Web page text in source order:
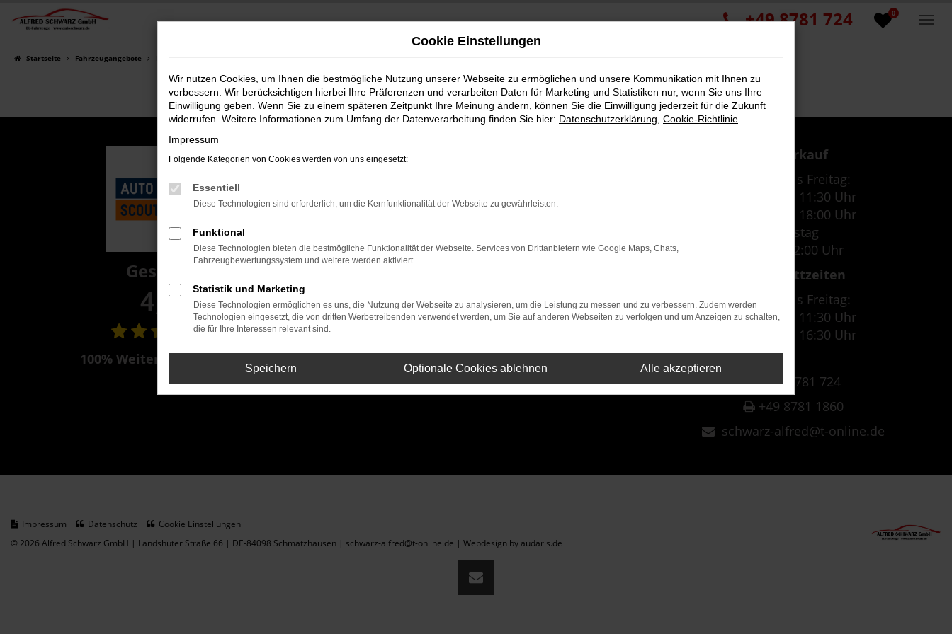
Zum
0
+49 8781 724
Startseite Fahrzeugangebote Fahrzeugsuche
Gesamt
4,8
100% Weiterempfehlung
werden. Wenn Sie damit einverstanden sind,
klicken Sie bitte auf "Bestätigen".
Bestätigen
Verkauf
Montag bis Freitag:
07:30 Uhr - 11:30 Uhr
12:30 Uhr - 18:00 Uhr
Samstag
09:00 - 12:00 Uhr
Werkstattzeiten
Montag bis Freitag:
07:30 Uhr - 11:30 Uhr
12:30 Uhr - 16:30 Uhr
+49 8781 724
+49 8781 1860
schwarz-alfred@t-online.de
Impressum Datenschutz
Cookie Einstellungen
© 2026 Alfred Schwarz GmbH | Landshuter Straße 66 | DE-84098 Schmatzhausen | schwarz-alfred@t-online.de | Webdesign by audaris.de
Cookie Einstellungen
Wir nutzen Cookies, um Ihnen die bestmögliche Nutzung unserer Webseite zu ermöglichen und unsere Kommunikation mit Ihnen zu
verbessern. Wir berücksichtigen hierbei Ihre Präferenzen und verarbeiten Daten für Marketing und Statistiken nur, wenn Sie uns Ihre
Einwilligung geben. Wenn Sie zu einem späteren Zeitpunkt Ihre Meinung ändern, können Sie die Einwilligung jederzeit für die Zukunft
widerrufen. Weitere Informationen zum Umfang der Datenverarbeitung finden Sie hier: Datenschutzerklärung Cookie-Richtlinie
Impressum
Folgende Kategorien von Cookies werden von uns eingesetzt:
Essentiell
Diese Technologien sind erforderlich, um die Kernfunktionalität der Webseite zu gewährleisten.
Funktional
Diese Technologien bieten die bestmögliche Funktionalität der Webseite. Services von Drittanbietern wie Google Maps, Chats,
Fahrzeugbewertungssystem und weitere werden aktiviert.
Statistik und Marketing
Diese Technologien ermöglichen es uns, die Nutzung der Webseite zu analysieren, um die Leistung zu messen und zu verbessern. Zudem werden
Technologien eingesetzt, die von dritten Werbetreibenden verwendet werden, um Sie auf anderen Webseiten zu verfolgen und um Anzeigen zu schalten,
die für Ihre Interessen relevant sind.
Speichern Optionale Cookies ablehnen Alle akzeptieren